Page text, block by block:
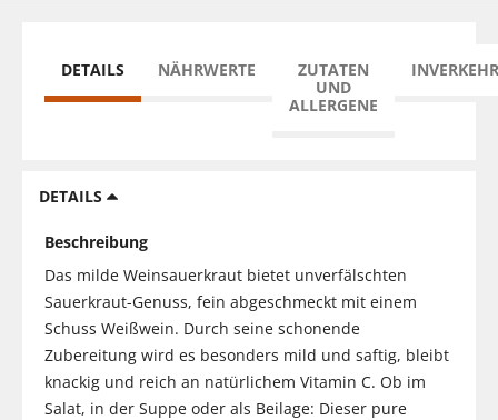
DETAILS NÄHRWERTE
ZUTATEN
UND
ALLERGENE
DETAILS
Beschreibung
Das milde Weinsauerkraut bietet unverfälschten
Sauerkraut-Genuss, fein abgeschmeckt mit einem
Schuss Weißwein. Durch seine schonende
Zubereitung wird es besonders mild und saftig, bleibt
knackig und reich an natürlichem Vitamin C. Ob im
Salat, in der Suppe oder als Beilage: Dieser pure